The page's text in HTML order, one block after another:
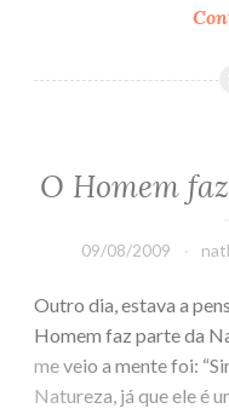
O Homem
09/08/2009
Outro dia, estava a
Homem faz parte da
me veio a mente foi:
Natureza, já que ele é